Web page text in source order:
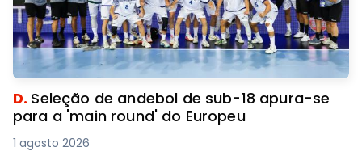
D. Seleção de andebol de sub-18 apura-se
para a 'main round' do Europeu
1 agosto 2026